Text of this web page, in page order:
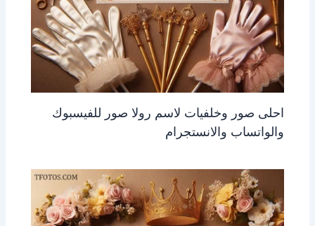
احلى صور وخلفيات لاسم رولا صور للفيسبوك
والواتساب والانستجرام